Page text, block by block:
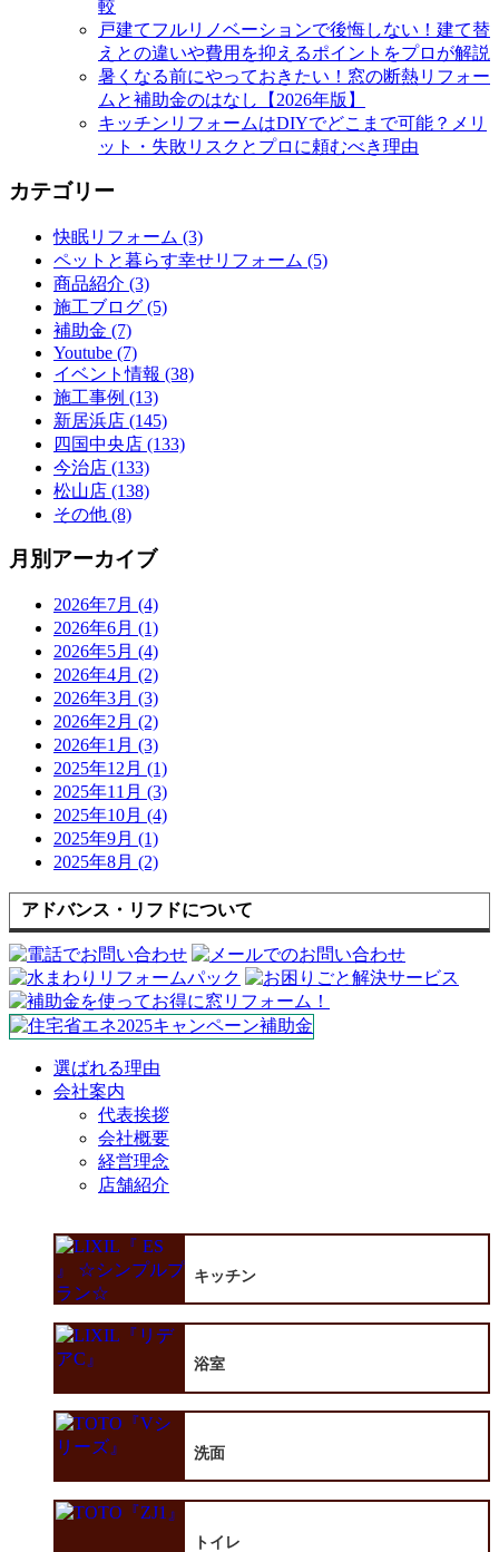
較
戸建てフルリノベーションで後悔しない！建て替
えとの違いや費用を抑えるポイントをプロが解説
暑くなる前にやっておきたい！窓の断熱リフォー
ムと補助金のはなし【2026年版】
キッチンリフォームはDIYでどこまで可能？メリ
ット・失敗リスクとプロに頼むべき理由
カテゴリー
快眠リフォーム (3)
ペットと暮らす幸せリフォーム (5)
商品紹介 (3)
施工ブログ (5)
補助金 (7)
Youtube (7)
イベント情報 (38)
施工事例 (13)
新居浜店 (145)
四国中央店 (133)
今治店 (133)
松山店 (138)
その他 (8)
月別アーカイブ
2026年7月 (4)
2026年6月 (1)
2026年5月 (4)
2026年4月 (2)
2026年3月 (3)
2026年2月 (2)
2026年1月 (3)
2025年12月 (1)
2025年11月 (3)
2025年10月 (4)
2025年9月 (1)
2025年8月 (2)
アドバンス・リフドについて
選ばれる理由
会社案内
代表挨拶
会社概要
経営理念
店舗紹介
キッチン
浴室
洗面
トイレ